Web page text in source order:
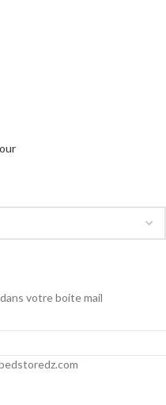
votre boite mail